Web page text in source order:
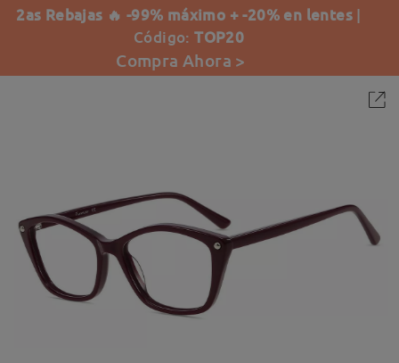
2as Rebajas 🔥 -99% máximo + -20% en lentes |
Código:TOP20
Compra Ahora >